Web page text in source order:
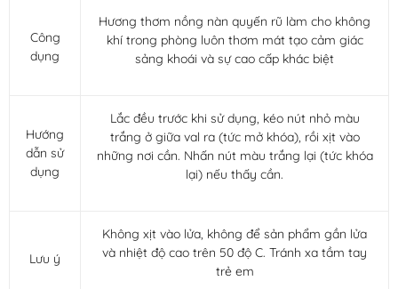
Công
dụng
Hương thơm nồng nàn quyến rũ làm cho không
khí trong phòng luôn thơm mát tạo cảm giác
sảng khoái và sự cao cấp khác biệt
Hướng
dẫn sử
dụng
Lắc đều trước khi sử dụng, kéo nút nhỏ màu
trắng ở giữa val ra (tức mở khóa), rồi xịt vào
những nơi cần. Nhấn nút màu trắng lại (tức khóa
lại) nếu thấy cần.
Lưu ý
Không xịt vào lửa, không để sản phẩm gần lửa
và nhiệt độ cao trên 50 độ C. Tránh xa tầm tay
trẻ em